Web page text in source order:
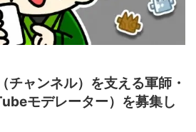
チャンネル）を支える軍師・
モデレーター）を募集し